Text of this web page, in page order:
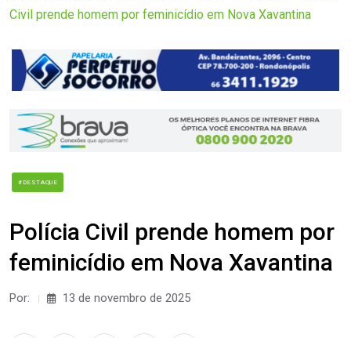
Civil prende homem por feminicídio em Nova Xavantina
#DESTAQUE
Polícia Civil prende homem por
feminicídio em Nova Xavantina
Por: 13 de novembro de 2025